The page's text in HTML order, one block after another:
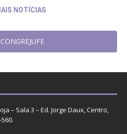
NOTÍCIAS
– Sala 3 – Ed. Jorge Daux, Centro,